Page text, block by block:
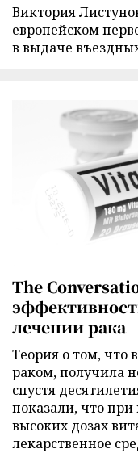
Виктория
европейском
в выдаче
The
лечении рака
Теория о том, что
раком, получила
спустя
показали, что
высоких дозах
лекарственное